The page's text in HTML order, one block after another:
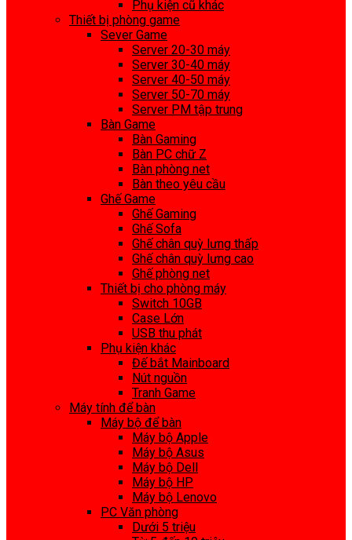
Phụ kiện cũ khác
Thiết bị phòng game
Sever Game
Server 20-30 máy
Server 30-40 máy
Server 40-50 máy
Server 50-70 máy
Server PM tập trung
Bàn Game
Bàn Gaming
Bàn PC chữ Z
Bàn phòng net
Bàn theo yêu cầu
Ghế Game
Ghế Gaming
Ghế Sofa
Ghế chân quỳ lưng thấp
Ghế chân quỳ lưng cao
Ghế phòng net
Thiết bị cho phòng máy
Switch 10GB
Case Lớn
USB thu phát
Phụ kiện khác
Đế bắt Mainboard
Nút nguồn
Tranh Game
Máy tính để bàn
Máy bộ để bàn
Máy bộ Apple
Máy bộ Asus
Máy bộ Dell
Máy bộ HP
Máy bộ Lenovo
PC Văn phòng
Dưới 5 triệu